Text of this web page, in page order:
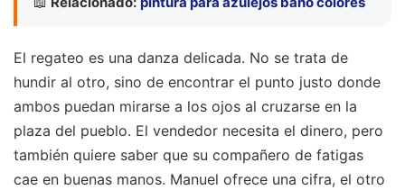
El regateo es una danza delicada. No se trata de
hundir al otro, sino de encontrar el punto justo donde
ambos puedan mirarse a los ojos al cruzarse en la
plaza del pueblo. El vendedor necesita el dinero, pero
también quiere saber que su compañero de fatigas
cae en buenas manos. Manuel ofrece una cifra, el otro